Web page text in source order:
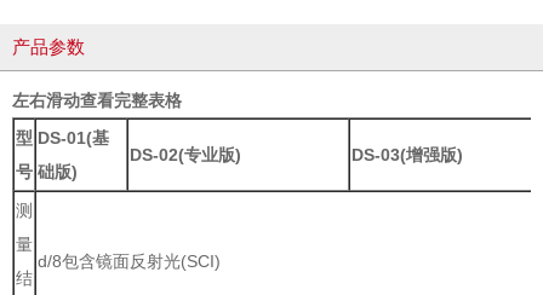
产品参数
左右滑动查看完整表格
型
号
DS-01(基
础版)
DS-02(专业版) DS-03(增强版)
测
量
结
d/8包含镜面反射光(SCI)